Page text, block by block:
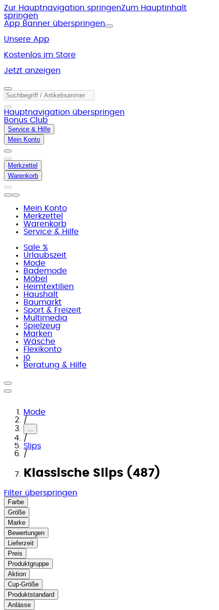
Zur Hauptnavigation springenZum Hauptinhalt
springen
App Banner überspringen
Unsere App
Kostenlos im Store
Jetzt anzeigen
Hauptnavigation überspringen
Bonus Club
Service & Hilfe
Mein Konto
Merkzettel
Warenkorb
Mein Konto
Merkzettel
Warenkorb
Service & Hilfe
Sale %
Urlaubszeit
Mode
Bademode
Möbel
Heimtextilien
Haushalt
Baumarkt
Sport & Freizeit
Multimedia
Spielzeug
Marken
Wäsche
Flexikonto
jö
Beratung & Hilfe
Mode
/
...
/
Slips
/
Klassische Slips (487)
Filter überspringen
Farbe
Größe
Marke
Bewertungen
Lieferzeit
Preis
Produktgruppe
Aktion
Cup-Größe
Produktstandard
Anlässe